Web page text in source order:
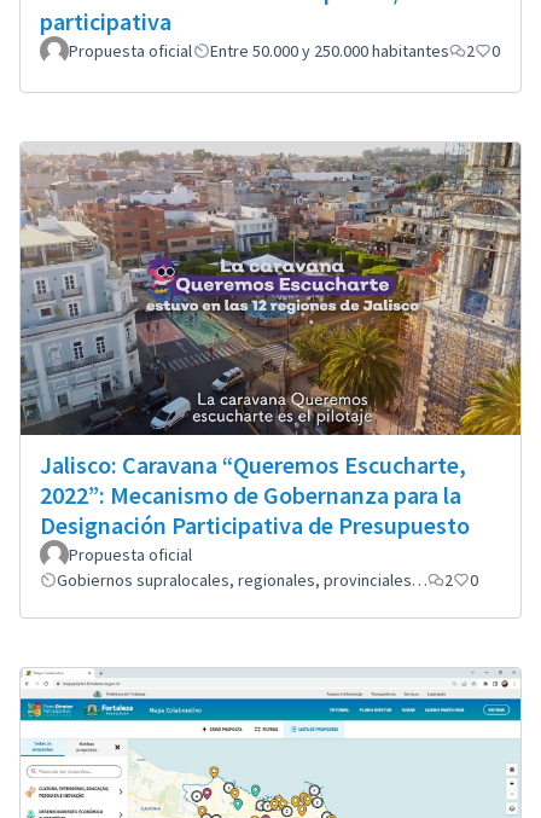
participativa
Propuesta oficial Entre 50.000 y 250.000 habitantes 2 0
Jalisco: Caravana “Queremos Escucharte,
2022”: Mecanismo de Gobernanza para la
Designación Participativa de Presupuesto
Propuesta oficial
Gobiernos supralocales, regionales, provinciales…
2 0